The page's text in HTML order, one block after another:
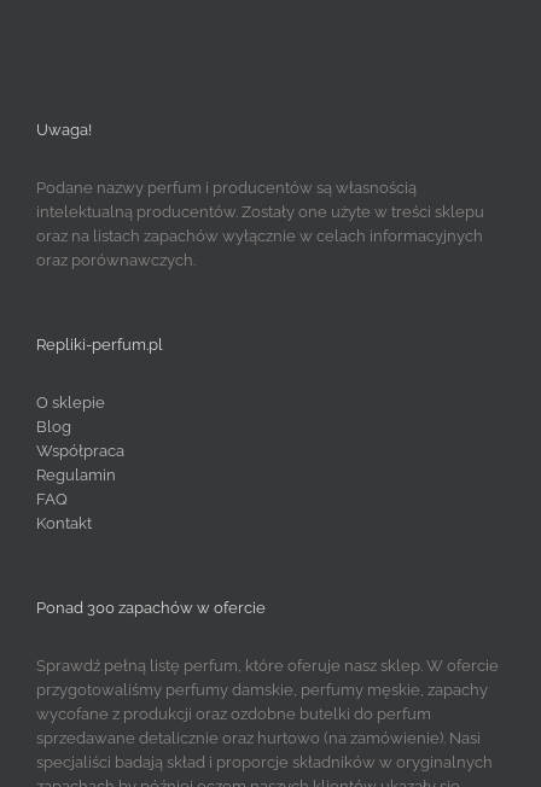
Uwaga!
Podane nazwy perfum i producentów są własnością
intelektualną producentów. Zostały one użyte w treści sklepu
oraz na listach zapachów wyłącznie w celach informacyjnych
oraz porównawczych.
Repliki-perfum.pl
O sklepie
Blog
Współpraca
Regulamin
FAQ
Kontakt
Ponad 300 zapachów w ofercie
Sprawdź pełną listę perfum, które oferuje nasz sklep. W ofercie
przygotowaliśmy perfumy damskie, perfumy męskie, zapachy
wycofane z produkcji oraz ozdobne butelki do perfum
sprzedawane detalicznie oraz hurtowo (na zamówienie). Nasi
specjaliści badają skład i proporcje składników w oryginalnych